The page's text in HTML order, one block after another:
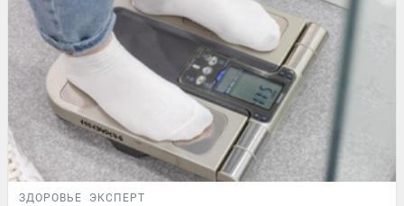
ЗДОРОВЬЕ ЭКСПЕРТ